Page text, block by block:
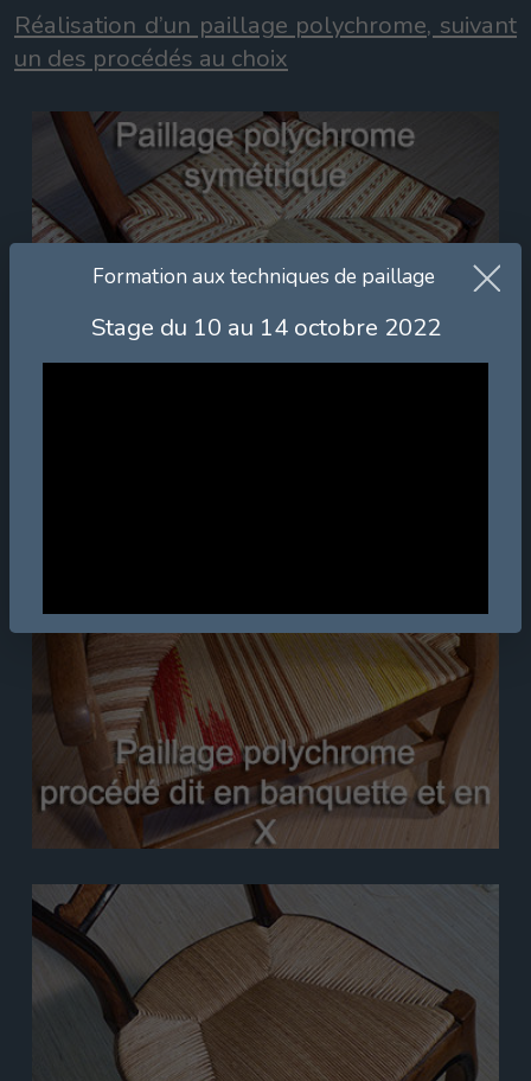
Réalisation d’un paillage polychrome, suivant
un des procédés au choix
Formation aux techniques de paillage
Stage du 10 au 14 octobre 2022